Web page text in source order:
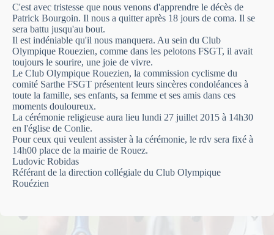
C'est avec tristesse que nous venons d'apprendre le décès de
Patrick Bourgoin. Il nous a quitter après 18 jours de coma. Il se
sera battu jusqu'au bout.
Il est indéniable qu'il nous manquera. Au sein du Club
Olympique Rouezien, comme dans les pelotons FSGT, il avait
toujours le sourire, une joie de vivre.
Le Club Olympique Rouezien, la commission cyclisme du
comité Sarthe FSGT présentent leurs sincères condoléances à
toute la famille, ses enfants, sa femme et ses amis dans ces
moments douloureux.
La cérémonie religieuse aura lieu lundi 27 juillet 2015 à 14h30
en l'église de Conlie.
Pour ceux qui veulent assister à la cérémonie, le rdv sera fixé à
14h00 place de la mairie de Rouez.
Ludovic Robidas
Référant de la direction collégiale du Club Olympique
Rouézien